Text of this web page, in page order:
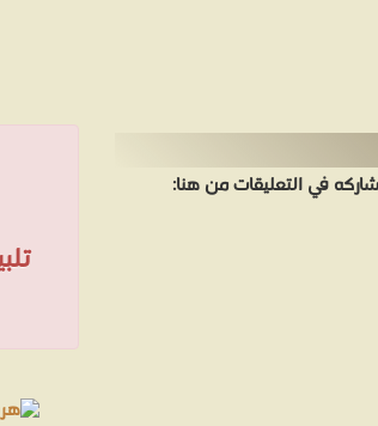
في التعليقات من هنا: